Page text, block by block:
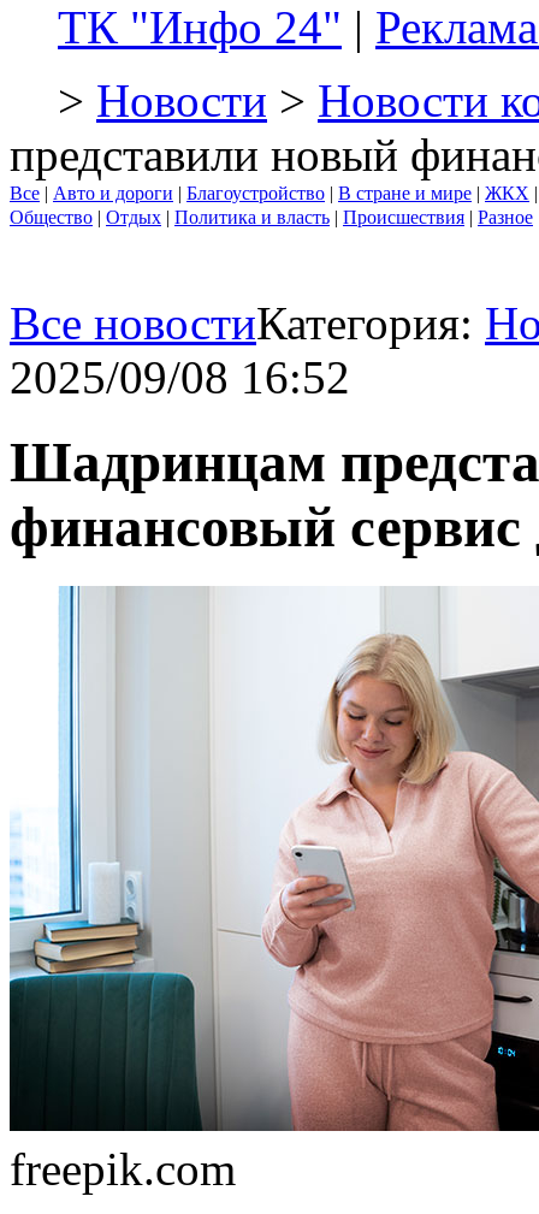
ТК "Инфо 24" |
> Новости > Новости
представили новый
Все | Авто и дороги | Благоустройство | В стране и мире | ЖКХ
Общество | Отдых | Политика и власть | Происшествия | Разное
Все новостиКатегория:
2025/09/08 16:52
Шадринцам
финансовый
freepik.com